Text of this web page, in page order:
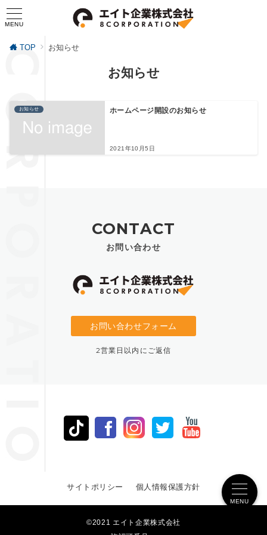
MENU
TOP お知らせ
お知らせ
お知らせ ホームページ開設のお知らせ
2021年10月5日
CONTACT
お問い合わせ
お問い合わせフォーム
2営業日以内にご返信
サイトポリシー 個人情報保護方針
©2021 エイト企業株式会社
MENU